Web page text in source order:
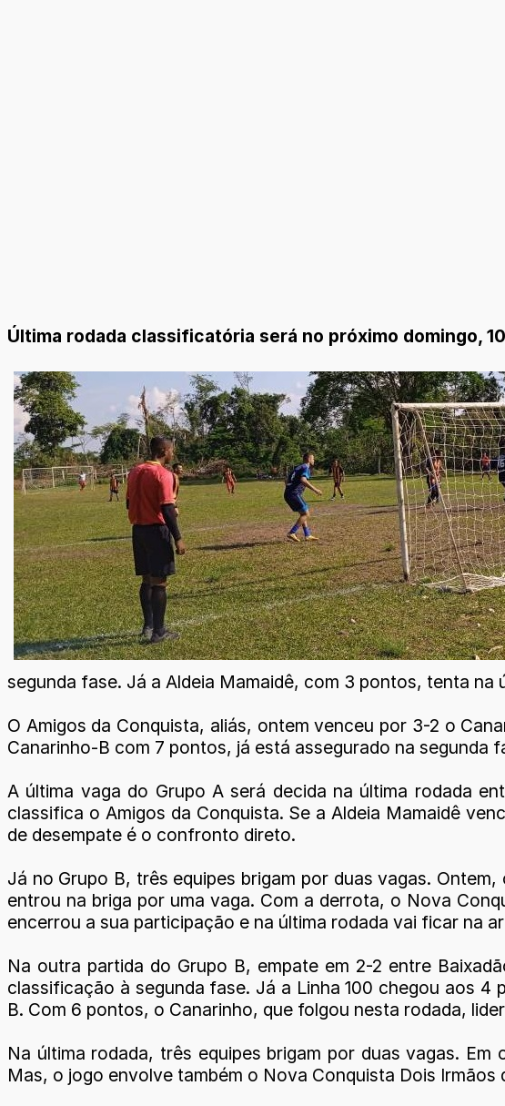
Última rodada classificatória será no próximo domingo,
segunda fase. Já a Aldeia Mamaidê, com 3 pontos, tenta
O Amigos da Conquista, aliás, ontem venceu por 3-2 o
Canarinho-B com 7 pontos, já está assegurado na segunda
A última vaga do Grupo A será decida na última rodada
classifica o Amigos da Conquista. Se a Aldeia Mamaidê
de desempate é o confronto direto.
Já no Grupo B, três equipes brigam por duas vagas.
entrou na briga por uma vaga. Com a derrota, o Nova
encerrou a sua participação e na última rodada vai ficar na
Na outra partida do Grupo B, empate em 2-2 entre
classificação à segunda fase. Já a Linha 100 chegou aos
B. Com 6 pontos, o Canarinho, que folgou nesta rodada,
Na última rodada, três equipes brigam por duas vagas.
Mas, o jogo envolve também o Nova Conquista Dois